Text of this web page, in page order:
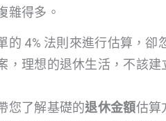
雜得多。
的 4% 法則來進行估算，卻
，理想的退休生活，不該建
您了解基礎的退休金額估算